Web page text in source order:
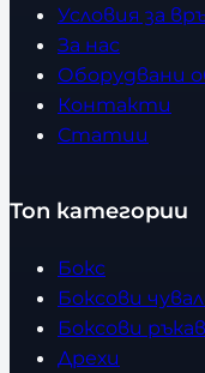
Условия за
За нас
Оборудвани
Контакти
Статии
Топ категории
Бокс
Боксови
Боксови
Дрехи